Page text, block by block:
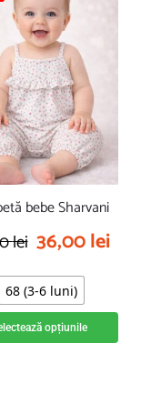
bebe Sharvani
lei 36,00lei
68 (3-6 luni)
opțiunile